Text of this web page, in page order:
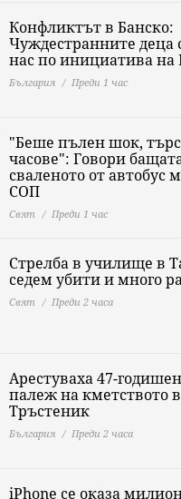
Конфликтът в Банско:
Чуждестранните деца
нас по инициатива на
България Преди 1 час
"Беше пълен шок,
часове": Говори
сваленото от автобус
СОП
Свят Преди 1 час
Стрелба в училище в
седем убити и много
Свят Преди 2 часа
Арестуваха 47-
палеж на кметството в
Тръстеник
България Преди 2 часа
iPhone се оказа